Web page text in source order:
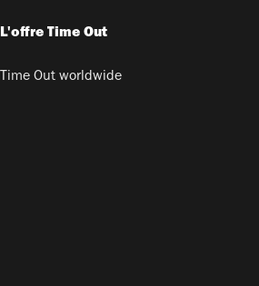
L'offre Time Out
Time Out worldwide